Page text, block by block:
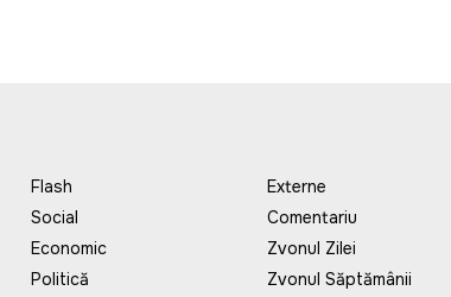
Flash
Social
Economic
Politică
Externe
Comentariu
Zvonul Zilei
Zvonul Săptămânii